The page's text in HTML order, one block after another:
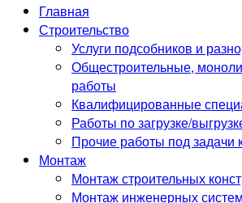
Главная
Строительство
Услуги подсобников и
Общестроительные,
работы
Квалифицированные
Работы по загрузке/
Прочие работы под задачи
Монтаж
Монтаж строительных
Монтаж инженерных